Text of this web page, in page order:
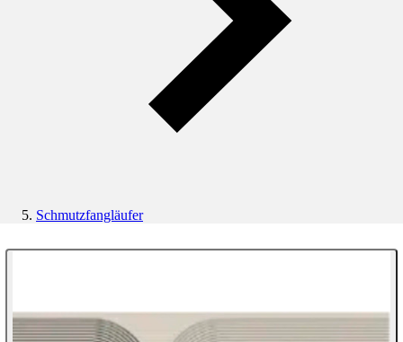
Schmutzfangläufer